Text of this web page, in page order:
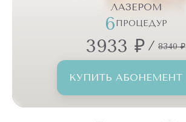
ЛАЗЕРОМ
6ПРОЦЕДУР
3933 ₽ / 8340 ₽
КУПИТЬ АБОНЕМЕНТ